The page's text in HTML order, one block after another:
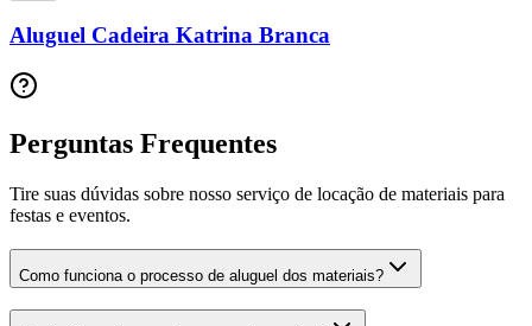
Aluguel Cadeira Katrina Branca
Perguntas Frequentes
Tire suas dúvidas sobre nosso serviço de locação de materiais para
festas e eventos.
Como funciona o processo de aluguel dos materiais?